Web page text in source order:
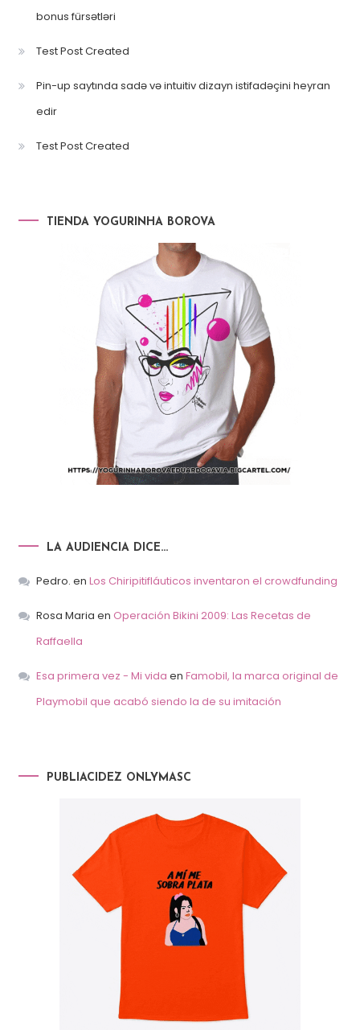
bonus fürsətləri
Test Post Created
Pin-up saytında sadə və intuitiv dizayn istifadəçini heyran
edir
Test Post Created
TIENDA YOGURINHA BOROVA
LA AUDIENCIA DICE…
Pedro. en Los Chiripitifláuticos inventaron el crowdfunding
Rosa Maria en Operación Bikini 2009: Las Recetas de
Raffaella
Esa primera vez - Mi vida en Famobil, la marca original de
Playmobil que acabó siendo la de su imitación
PUBLIACIDEZ ONLYMASC